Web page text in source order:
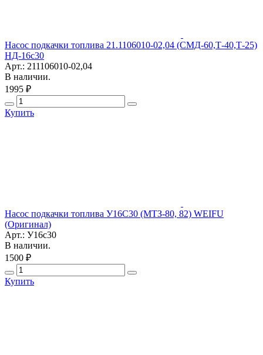
Насос подкачки топлива 21.1106010-02,04 (СМД-60,Т-40,Т-25)
НД-16с30
Арт.: 211106010-02,04
В наличии.
1995 ₽
Купить
Насос подкачки топлива У16С30 (МТЗ-80, 82) WEIFU
(Оригинал)
Арт.: У16с30
В наличии.
1500 ₽
Купить